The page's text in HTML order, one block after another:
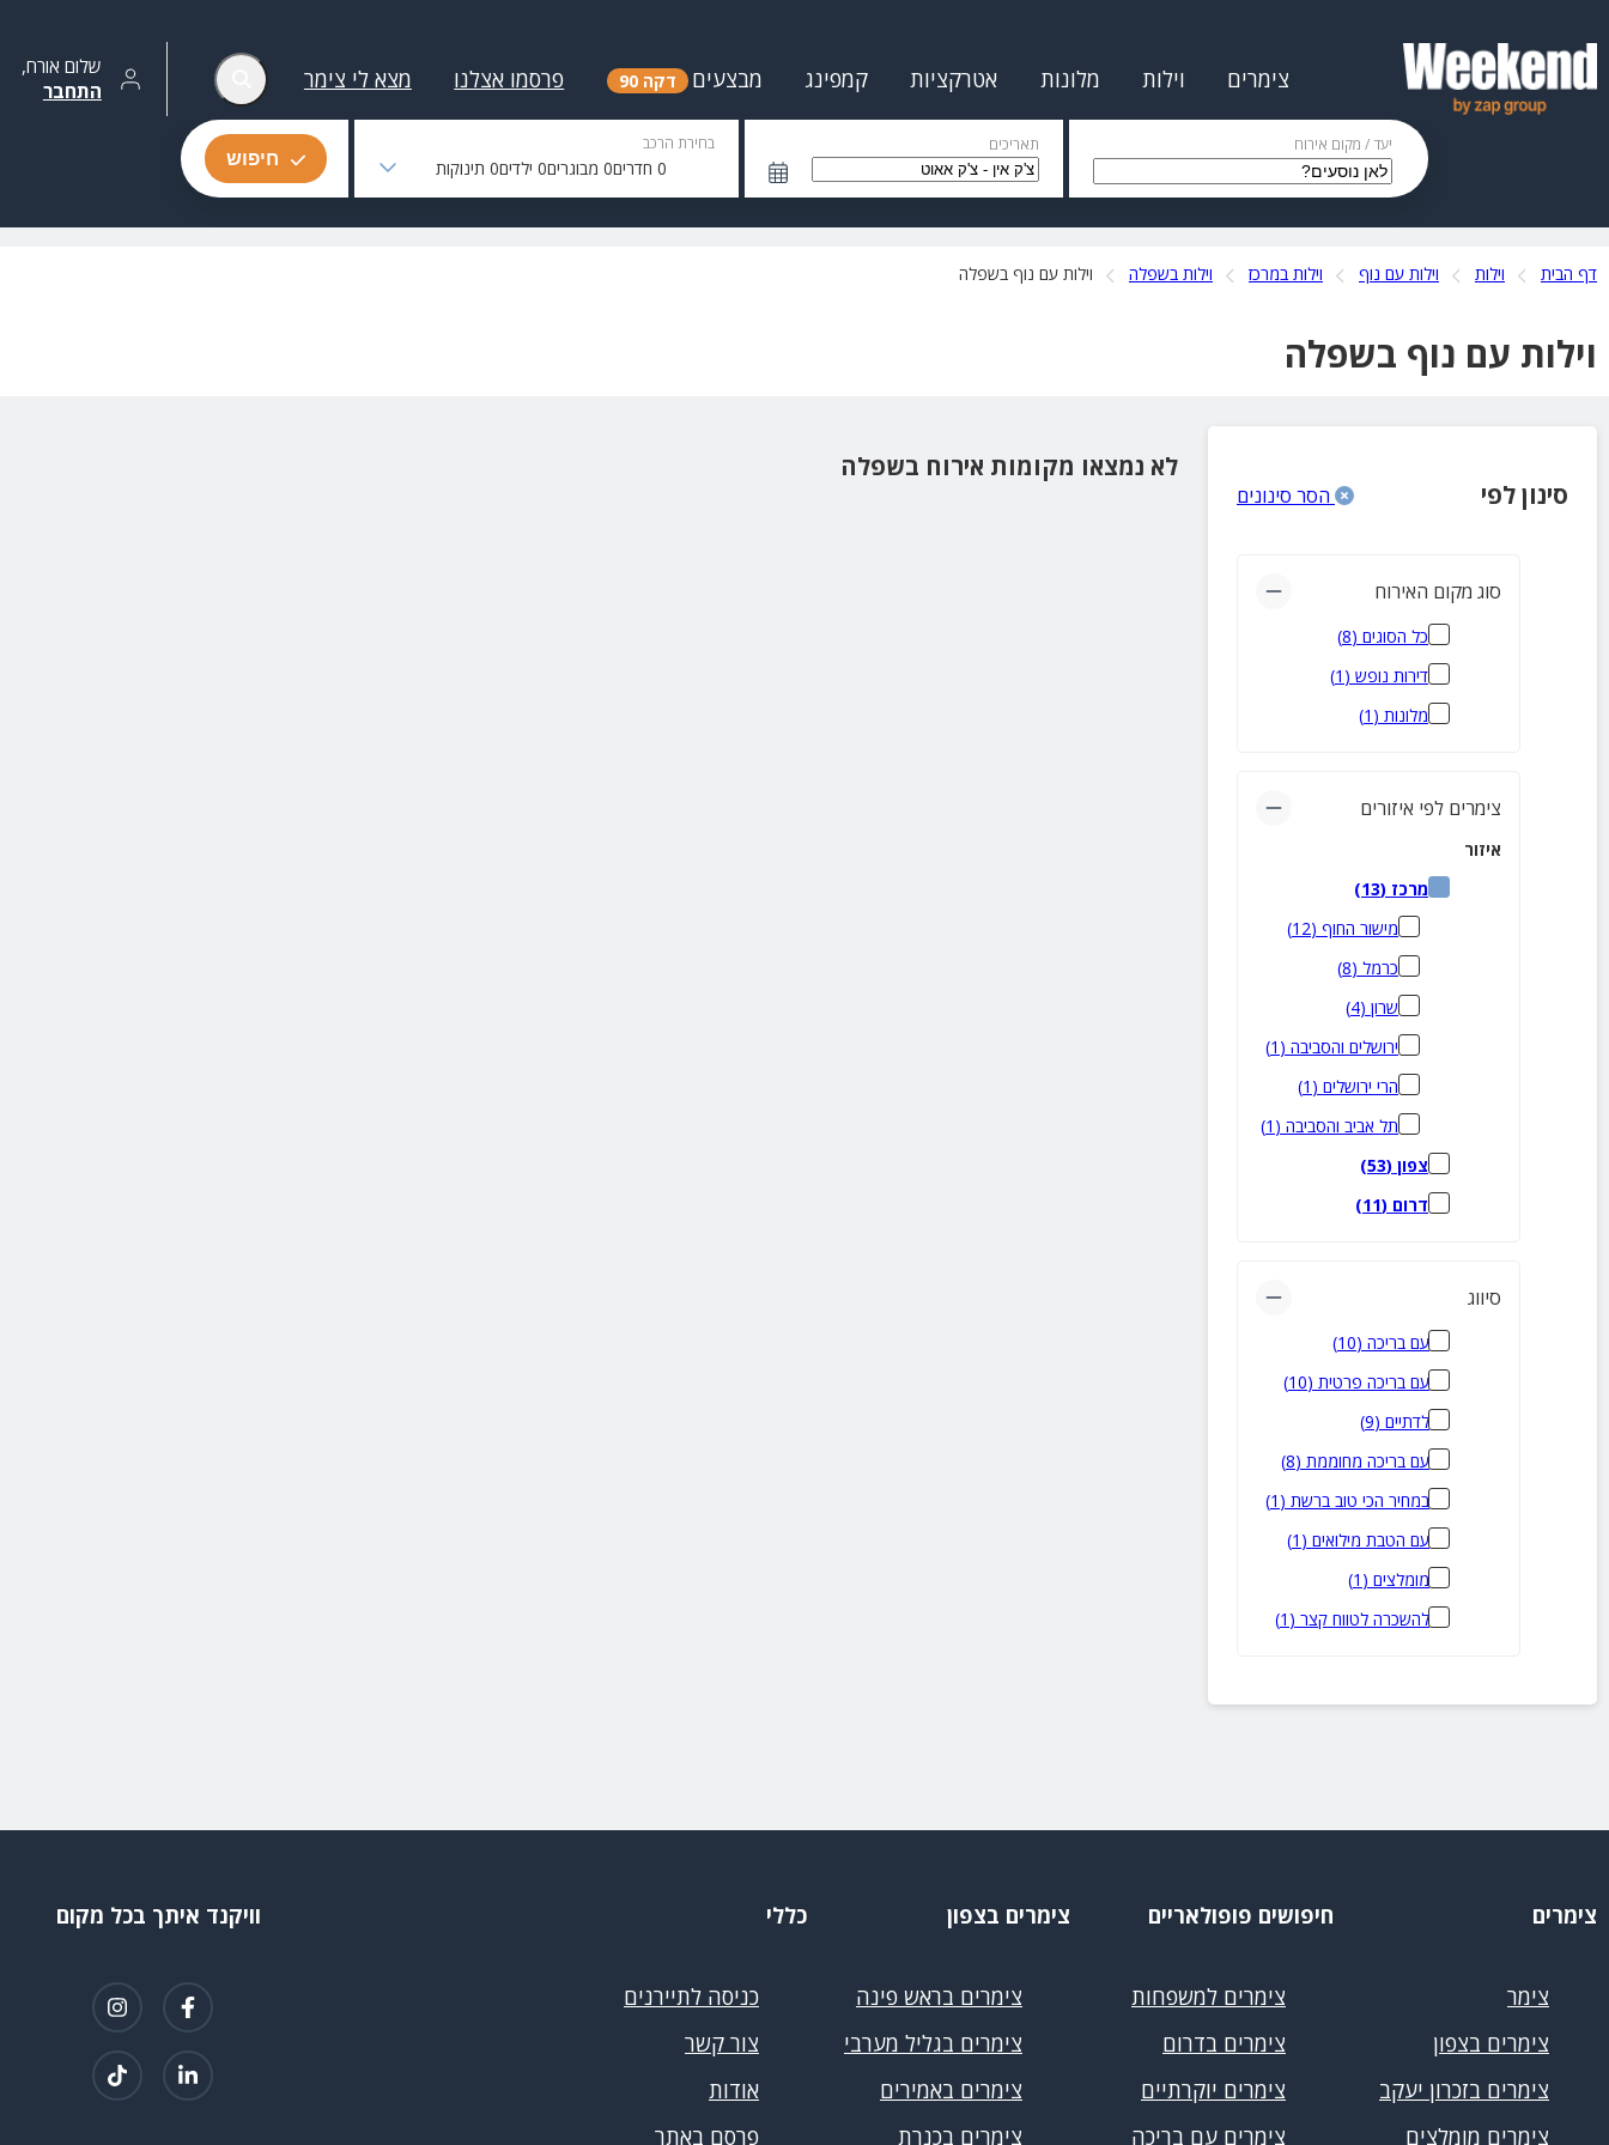
צימרים וילות מלונות אטרקציות קמפינג מבצעים דקה 90 פרסמו אצלנו מצא לי צימר שלום אורח,
התחבר
יעד / מקום אירוח תאריכים בחירת הרכב
0חדרים0מבוגרים0ילדים0תינוקות חיפוש
דף הבית וילות וילות עם נוף וילות במרכז וילות בשפלה וילות עם נוף בשפלה
וילות עם נוף בשפלה
סינון לפי הסר סינונים
סוג מקום האירוח
כל הסוגים (
8
)
דירות נופש (
1
)
מלונות (
1
)
צימרים לפי איזורים
איזור
מרכז (
13
)
מישור החוף (
12
)
כרמל (
8
)
שרון (
4
)
ירושלים והסביבה (
1
)
הרי ירושלים (
1
)
תל אביב והסביבה (
1
)
צפון (
53
)
דרום (
11
)
סיווג
עם בריכה (
10
)
עם בריכה פרטית (
10
)
לדתיים (
9
)
עם בריכה מחוממת (
8
)
במחיר הכי טוב ברשת (
1
)
עם הטבת מילואים (
1
)
מומלצים (
1
)
להשכרה לטווח קצר (
1
)
לא נמצאו מקומות אירוח בשפלה
צימרים
צימר
צימרים בצפון
צימרים בזכרון יעקב
צימרים מומלצים
חיפושים פופולאריים
צימרים למשפחות
צימרים בדרום
צימרים יוקרתיים
צימרים עם בריכה
צימרים בצפון
צימרים בראש פינה
צימרים בגליל מערבי
צימרים באמירים
צימרים בכנרת
כללי
כניסה לתיירנים
צור קשר
אודות
פרסם באתר
וויקנד איתך בכל מקום